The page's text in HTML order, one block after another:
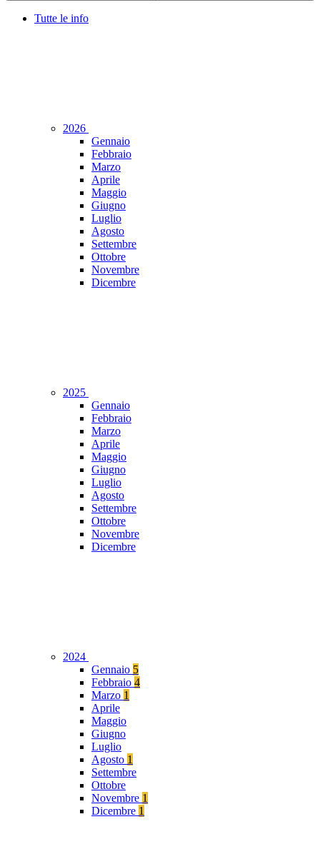
Tutte le info
2026
Gennaio
Febbraio
Marzo
Aprile
Maggio
Giugno
Luglio
Agosto
Settembre
Ottobre
Novembre
Dicembre
2025
Gennaio
Febbraio
Marzo
Aprile
Maggio
Giugno
Luglio
Agosto
Settembre
Ottobre
Novembre
Dicembre
2024
Gennaio 5
Febbraio 4
Marzo 1
Aprile
Maggio
Giugno
Luglio
Agosto 1
Settembre
Ottobre
Novembre 1
Dicembre 1